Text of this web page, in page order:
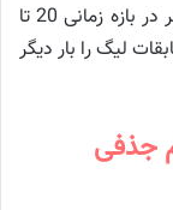
ایشان در انتهای صحبت های خود گفتند که اگر در بازه زمانی 20 تا
لیگ را بار دیگر
جذفی